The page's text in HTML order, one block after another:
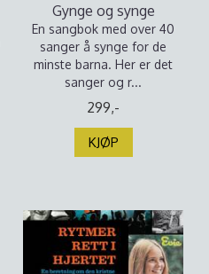
Gynge og synge
En sangbok med over 40
sanger å synge for de
minste barna. Her er det
sanger og r...
299,-
KJØP